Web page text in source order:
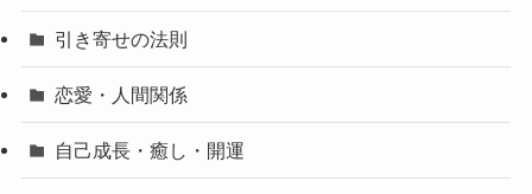
引き寄せの法則
恋愛・人間関係
自己成長・癒し・開運